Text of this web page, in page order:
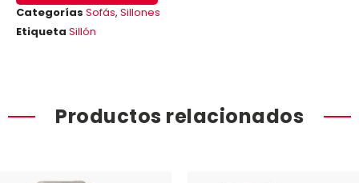
Categorías Sofás, Sillones
Etiqueta Sillón
Productos relacionados